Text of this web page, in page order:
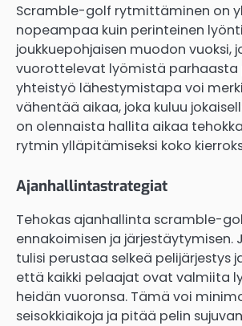
Scramble-golf rytmittäminen on
nopeampaa kuin perinteinen
joukkuepohjaisen muodon vuoksi,
vuorottelevat lyömistä parhaasta
yhteistyö lähestymistapa voi
vähentää aikaa, joka kuluu
on olennaista hallita aikaa
rytmin ylläpitämiseksi koko
Ajanhallintastrategiat
Tehokas ajanhallinta scramble-
ennakoimisen ja järjestäytymisen.
tulisi perustaa selkeä pelijärjestys
että kaikki pelaajat ovat valmiita
heidän vuoronsa. Tämä voi
seisokkiaikoja ja pitää pelin